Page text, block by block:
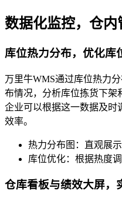
数据化监控，仓
库位热力分布，优化库
万里牛WMS通过库位热力
布情况，分析库位拣货下架
企业可以根据这一数据及时
效率。
热力分布图：直观展
库位优化：根据热度
仓库看板与绩效大屏，